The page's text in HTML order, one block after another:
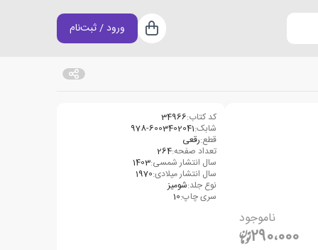
سبد خرید
ورود / ثبت‌نام
ناموجود
290،000
کد کتاب:34966
شابک:978-6003402041
قطع:رقعی
تعداد صفحه:264
سال انتشار شمسی:1403
سال انتشار میلادی:1970
نوع جلد:شومیز
سری چاپ:10